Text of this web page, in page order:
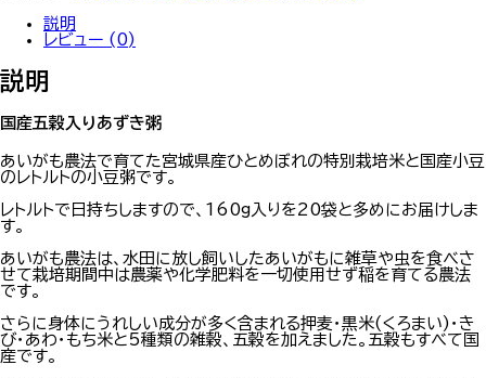
き
粥
説明
レビュー (0)
説明
国産五穀入りあずき粥
あいがも農法で育てた宮城県産ひとめぼれの特別栽培米と国産小豆
のレトルトの小豆粥です。
レトルトで日持ちしますので、160g入りを20袋と多めにお届けしま
す。
あいがも農法は、水田に放し飼いしたあいがもに雑草や虫を食べさ
せて栽培期間中は農薬や化学肥料を一切使用せず稲を育てる農法
です。
さらに身体にうれしい成分が多く含まれる押麦・黒米(くろまい)・き
び・あわ・もち米と5種類の雑穀、五穀を加えました。五穀もすべて国
産です。